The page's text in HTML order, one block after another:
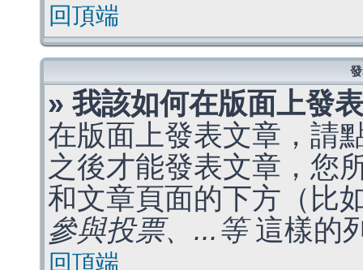
回頂端
» 我該如何在版面上發
在版面上發表文章，請
之後才能發表文章，您
和文章頁面的下方（比
參與投票、...等這樣的
回頂端